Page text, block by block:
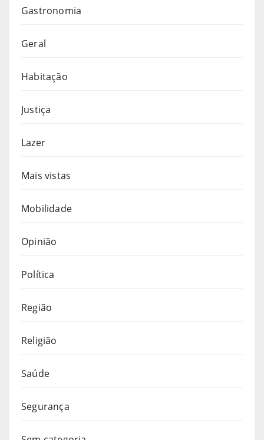
Gastronomia
Geral
Habitação
Justiça
Lazer
Mais vistas
Mobilidade
Opinião
Política
Região
Religião
Saúde
Segurança